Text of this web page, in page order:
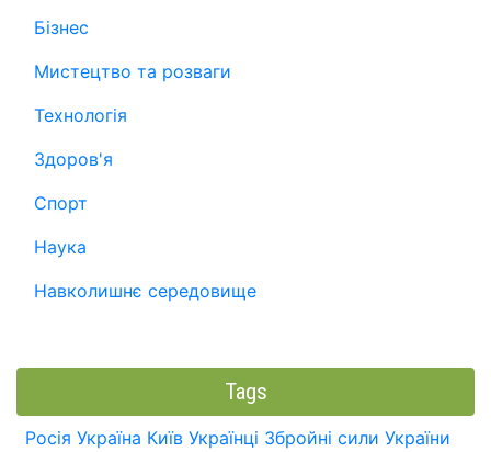
Бізнес
Мистецтво та розваги
Технологія
Здоров'я
Спорт
Наука
Навколишнє середовище
Tags
Росія Україна Київ Українці Збройні сили України